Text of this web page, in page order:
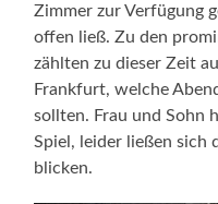
Zimmer zur Verfügung
offen ließ. Zu den
zählten zu dieser Zeit
Frankfurt, welche
sollten. Frau und Sohn
Spiel, leider ließen sich
blicken.